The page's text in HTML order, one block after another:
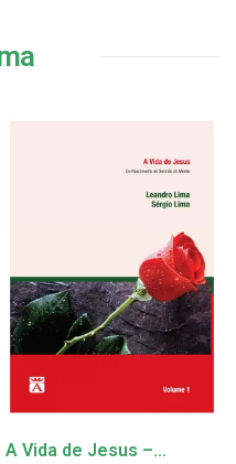
A Vida de Jesus –